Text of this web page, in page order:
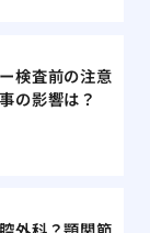
検査前の注意
の影響は？